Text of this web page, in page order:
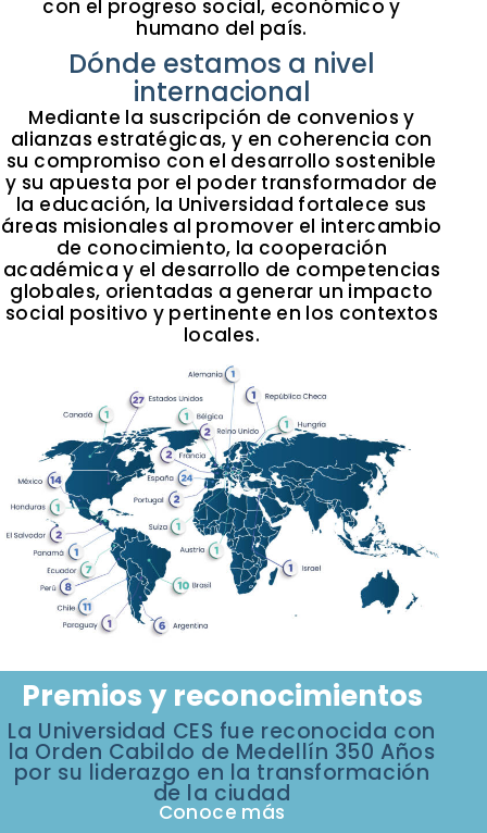
con el progreso social, económico y
humano del país.
Dónde estamos a nivel
internacional
Mediante la suscripción de convenios y
alianzas estratégicas, y en coherencia con
su compromiso con el desarrollo sostenible
y su apuesta por el poder transformador de
la educación, la Universidad fortalece sus
áreas misionales al promover el intercambio
de conocimiento, la cooperación
académica y el desarrollo de competencias
globales, orientadas a generar un impacto
social positivo y pertinente en los contextos
locales.
Premios y reconocimientos
La Universidad CES fue reconocida con
la Orden Cabildo de Medellín 350 Años
por su liderazgo en la transformación
de la ciudad
Conoce más